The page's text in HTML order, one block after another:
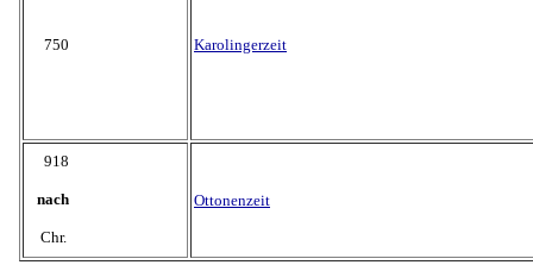
750 Karolingerzeit
918
nach
Chr.
Ottonenzeit